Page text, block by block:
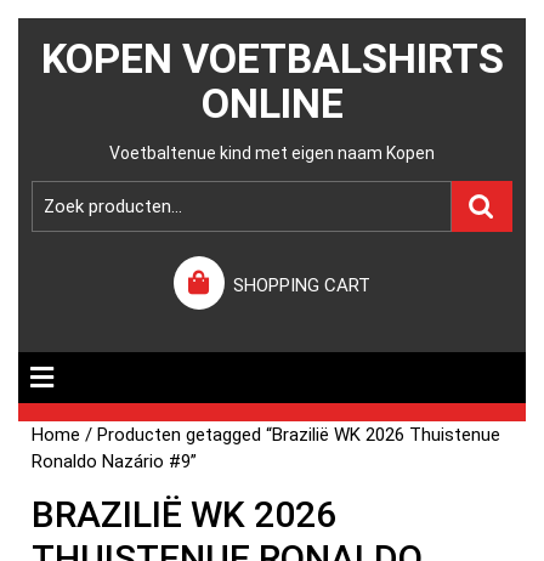
KOPEN VOETBALSHIRTS
ONLINE
Voetbaltenue kind met eigen naam Kopen
SHOPPING CART
Home / Producten getagged “Brazilië WK 2026 Thuistenue
Ronaldo Nazário #9”
BRAZILIË WK 2026